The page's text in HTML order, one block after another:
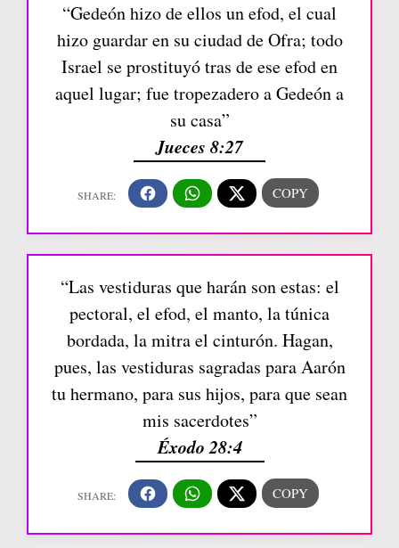
“Gedeón hizo de ellos un efod, el cual
hizo guardar en su ciudad de Ofra; todo
Israel se prostituyó tras de ese efod en
aquel lugar; fue tropezadero a Gedeón a
su casa”
Jueces 8:27
“Las vestiduras que harán son estas: el
pectoral, el efod, el manto, la túnica
bordada, la mitra el cinturón. Hagan,
pues, las vestiduras sagradas para Aarón
tu hermano, para sus hijos, para que sean
mis sacerdotes”
Éxodo 28:4